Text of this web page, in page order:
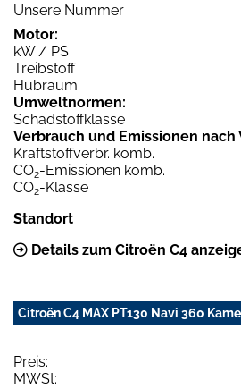
Unsere Nummer
Motor:
kW / PS
Treibstoff
Hubraum
Umweltnormen:
Schadstoffklasse
Verbrauch und Emissionen nach
Kraftstoffverbr. komb.
CO2-Emissionen komb.
CO2-Klasse
Standort
Details zum Citroën C4
Citroën C4 MAX PT130 Navi 360
Preis:
MWSt: